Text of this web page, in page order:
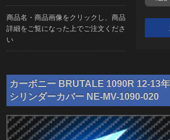
商品名・商品画像をクリックし、商品
詳細をご覧になった上でご注文くださ
い
カーボニー BRUTALE 1090R 12-13
シリンダーカバー NE-MV-1090-020